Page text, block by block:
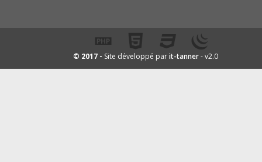
© 2017 - Site développé parit-tanner- v2.0